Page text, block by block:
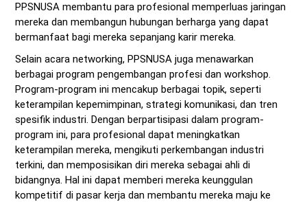
PPSNUSA membantu para profesional memperluas jaringan
mereka dan membangun hubungan berharga yang dapat
bermanfaat bagi mereka sepanjang karir mereka.
Selain acara networking, PPSNUSA juga menawarkan
berbagai program pengembangan profesi dan workshop.
Program-program ini mencakup berbagai topik, seperti
keterampilan kepemimpinan, strategi komunikasi, dan tren
spesifik industri. Dengan berpartisipasi dalam program-
program ini, para profesional dapat meningkatkan
keterampilan mereka, mengikuti perkembangan industri
terkini, dan memposisikan diri mereka sebagai ahli di
bidangnya. Hal ini dapat memberi mereka keunggulan
kompetitif di pasar kerja dan membantu mereka maju ke